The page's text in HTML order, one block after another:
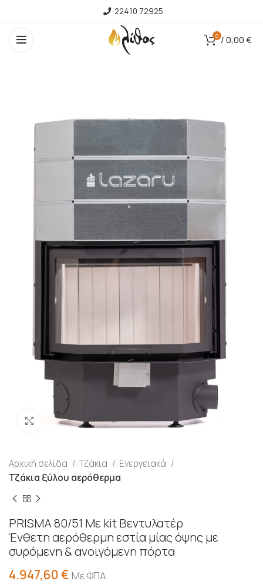
22410 72925
0 / 0,00 €
Προβολή
Αρχική σελίδα Τζάκια
Ενεργειακά
Τζάκια ξύλου αερόθερμα
PRISMA 80/51 Με kit Βεντυλατέρ
Ένθετη αερόθερμη εστία μίας όψης με
συρόμενη & ανοιγόμενη πόρτα
4.947,60€ Με ΦΠΑ